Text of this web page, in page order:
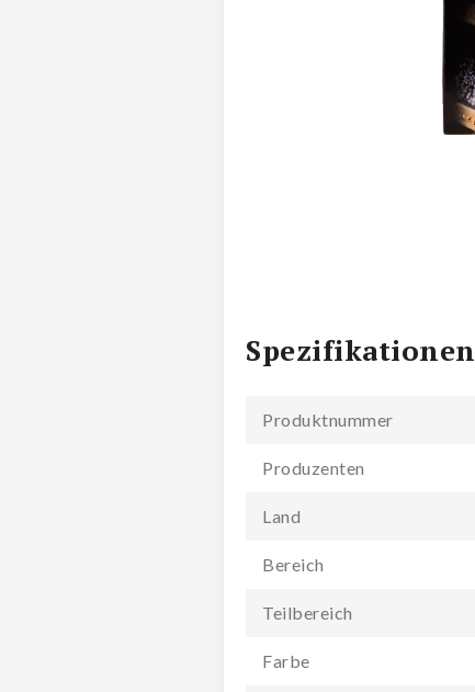
Spezifikationen
Produktnummer
Produzenten
Land
Bereich
Teilbereich
Farbe